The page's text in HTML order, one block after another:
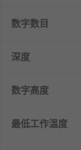
数字数目
深度
数字高度
最低工作温度